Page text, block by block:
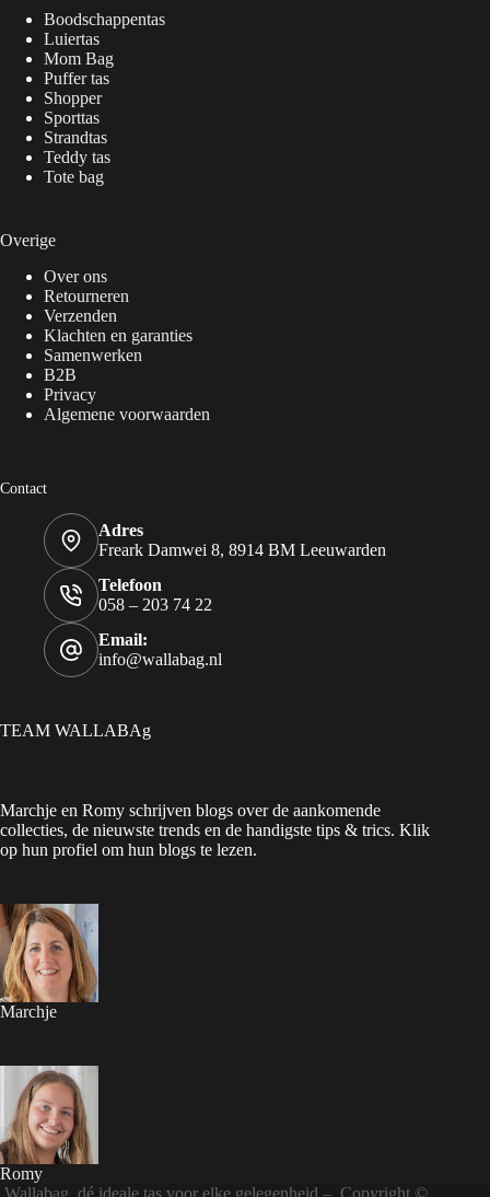
Boodschappentas
Luiertas
Mom Bag
Puffer tas
Shopper
Sporttas
Strandtas
Teddy tas
Tote bag
Overige
Over ons
Retourneren
Verzenden
Klachten en garanties
Samenwerken
B2B
Privacy
Algemene voorwaarden
Contact
Adres
Freark Damwei 8, 8914 BM Leeuwarden
Telefoon
058 – 203 74 22
Email:
info@wallabag.nl
TEAM WALLABAg
Marchje en Romy schrijven blogs over de aankomende
collecties, de nieuwste trends en de handigste tips & trics. Klik
op hun profiel om hun blogs te lezen.
Marchje
Romy
Wallabag, dé ideale tas voor elke gelegenheid – Copyright ©